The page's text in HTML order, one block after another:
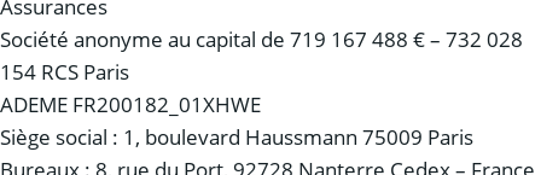
Assurances
Société anonyme au capital de 719 167 488 € – 732 028
154 RCS Paris
ADEME FR200182_01XHWE
Siège social : 1, boulevard Haussmann 75009 Paris